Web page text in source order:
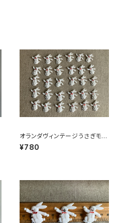
オランダヴィンテージうさぎモチ
ーフプラパーツ30個セットNo19
9
¥780